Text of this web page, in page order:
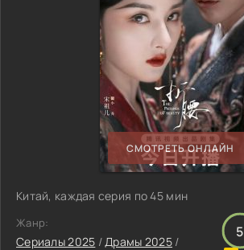
СМОТРЕТЬ ОНЛАЙН
Китай, каждая серия по 45 мин
Жанр:
Сериалы 2025 /Драмы 2025 /
5